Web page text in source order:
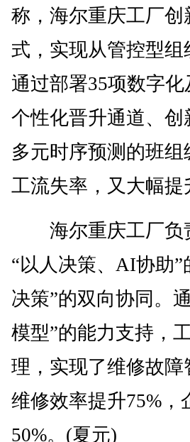
称，海尔重庆工厂创
式，实现从管控型
通过部署35项数字
个性化晋升通道、
多元时序预测的班
工流失率，又大幅
海尔重庆工厂负
“以人决策、AI协助
决策”的双向协同。
模型”的能力支持，
理，实现了维修故
维修效率提升75%
50%。(夏元)